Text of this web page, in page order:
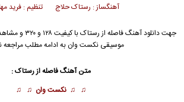
آهنگساز : رستاک حلاج تنظیم : فرید
جهت دانلود آهنگ فاصله از رستاک
با کیفیت
موسیقی نکست وان به ادامه مطلب مراجعه
متن آهنگ فاصله ازرستاک:
♫ ♫ نکست وان ♫ ♫